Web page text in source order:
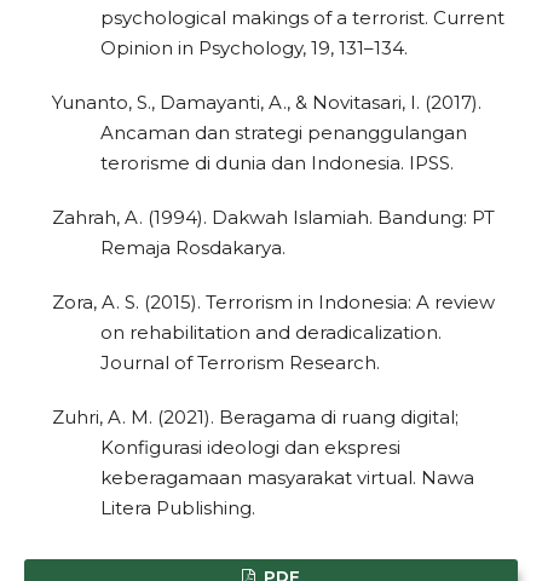
psychological makings of a terrorist. Current
Opinion in Psychology, 19, 131–134.
Yunanto, S., Damayanti, A., & Novitasari, I. (2017).
Ancaman dan strategi penanggulangan
terorisme di dunia dan Indonesia. IPSS.
Zahrah, A. (1994). Dakwah Islamiah. Bandung: PT
Remaja Rosdakarya.
Zora, A. S. (2015). Terrorism in Indonesia: A review
on rehabilitation and deradicalization.
Journal of Terrorism Research.
Zuhri, A. M. (2021). Beragama di ruang digital;
Konfigurasi ideologi dan ekspresi
keberagamaan masyarakat virtual. Nawa
Litera Publishing.
PDF
0
0
0
Citing Publications
Supporting
Mentioning
See how this article has been
cited atscite.ai
has been cited by providing the
context of the citation, a
classification describing whether
it supports, mentions, or contrasts